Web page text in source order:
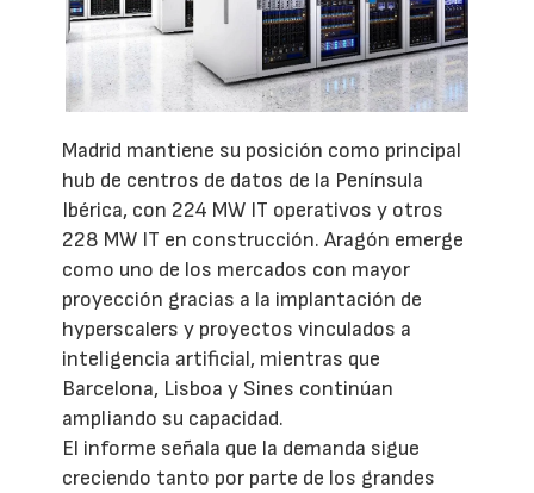
Madrid mantiene su posición como principal
hub de centros de datos de la Península
Ibérica, con 224 MW IT operativos y otros
228 MW IT en construcción. Aragón emerge
como uno de los mercados con mayor
proyección gracias a la implantación de
hyperscalers y proyectos vinculados a
inteligencia artificial, mientras que
Barcelona, Lisboa y Sines continúan
ampliando su capacidad.
El informe señala que la demanda sigue
creciendo tanto por parte de los grandes